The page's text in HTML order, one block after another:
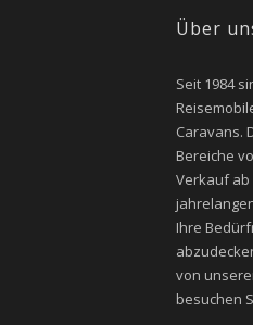
Über
Seit 1984
Caravans.
Bereiche
Verkauf
Ihre
von
besuchen